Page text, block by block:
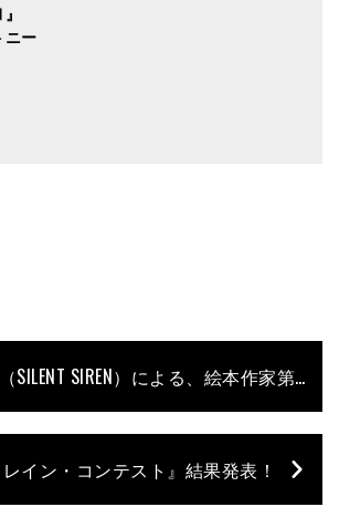
ニー
あいにゃん（SILENT SIREN）による、絵本作家第2弾となる作品が発売決定！!
レイン・コンテスト』結果発表！